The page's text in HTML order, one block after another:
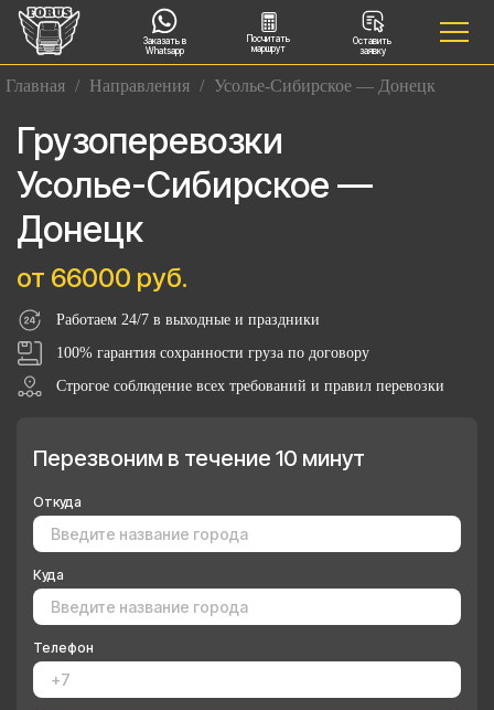
Заказать в
Whatsapp
Посчитать
маршрут
Оставить
заявку
Главная / Направления / Усолье-Сибирское — Донецк
Грузоперевозки
Усолье-Сибирское —
Донецк
от 66000 руб.
Работаем 24/7 в выходные и праздники
100% гарантия сохранности груза по договору
Строгое соблюдение всех требований и правил перевозки
Перезвоним в течение 10 минут
Откуда
Куда
Телефон